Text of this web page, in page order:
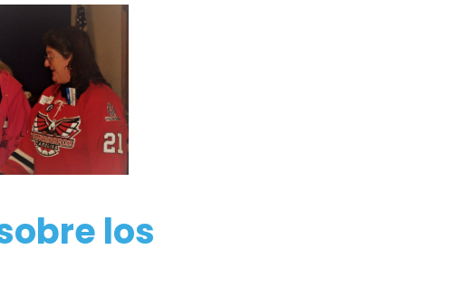
los